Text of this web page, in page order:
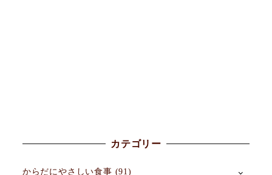
カテゴリー
からだにやさしい食事 (91)